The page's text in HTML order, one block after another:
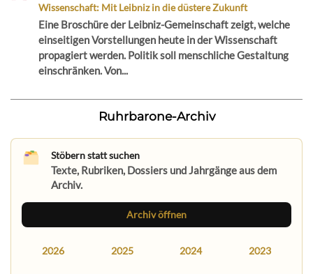
Wissenschaft: Mit Leibniz in die düstere Zukunft
Eine Broschüre der Leibniz-Gemeinschaft zeigt, welche
einseitigen Vorstellungen heute in der Wissenschaft
propagiert werden. Politik soll menschliche Gestaltung
einschränken. Von...
Ruhrbarone-Archiv
Stöbern statt suchen
Texte, Rubriken, Dossiers und Jahrgänge aus dem
Archiv.
Archiv öffnen
2026 2025 2024 2023